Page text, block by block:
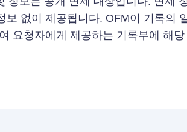
없이 제공됩니다. OFM이 기록의
요청자에게 제공하는 기록부에 해당